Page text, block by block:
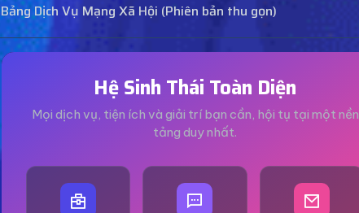
Bảng Dịch Vụ Mạng Xã Hội (Phiên bản thu gọn)
Hệ Sinh Thái Toàn Diện
Mọi dịch vụ, tiện ích và giải trí bạn cần, hội tụ tại một nền
tảng duy nhất.